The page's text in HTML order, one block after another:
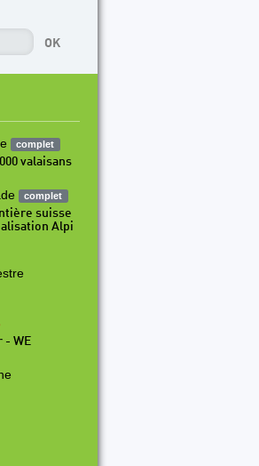
complet
valaisans
complet
suisse
Alpi
- WE